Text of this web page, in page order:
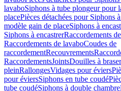
lavaboSiphons à tube plongeur pour
placePièces détachées pour Siphons
modèle gain de placeSiphons à
Siphons à encastrerRaccordements
Raccordements de lavaboCoudes de
raccordementRecouvrements
RaccordementsJointsDouilles à braser
pleinRallongesVidages pour éviers
pour éviersSiphons en tube coudé
tube coudéSiphons à double chambre